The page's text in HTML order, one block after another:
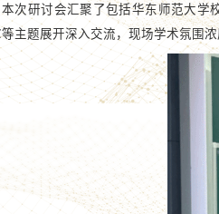
本次研讨会汇聚了包括华东师范大学
等主题展开深入交流，现场学术氛围